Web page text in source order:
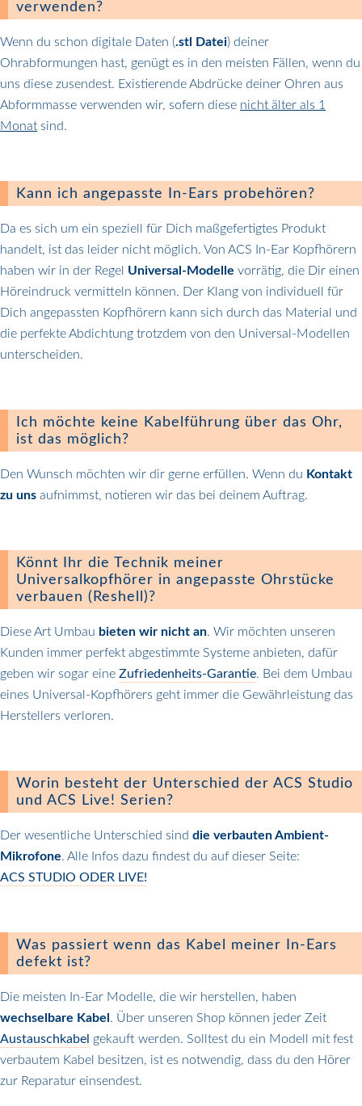
verwenden?
Wenn du schon digitale Daten (.stl Datei) deiner
Ohrabformungen hast, genügt es in den meisten Fällen, wenn du
uns diese zusendest. Existierende Abdrücke deiner Ohren aus
Abformmasse verwenden wir, sofern diese nicht älter als 1
Monat sind.
Kann ich angepasste In-Ears probehören?
Da es sich um ein speziell für Dich maßgefertigtes Produkt
handelt, ist das leider nicht möglich. Von ACS In-Ear Kopfhörern
haben wir in der Regel Universal-Modelle vorrätig, die Dir einen
Höreindruck vermitteln können. Der Klang von individuell für
Dich angepassten Kopfhörern kann sich durch das Material und
die perfekte Abdichtung trotzdem von den Universal-Modellen
unterscheiden.
Ich möchte keine Kabelführung über das Ohr,
ist das möglich?
Den Wunsch möchten wir dir gerne erfüllen. Wenn du Kontakt
zu uns aufnimmst, notieren wir das bei deinem Auftrag.
Könnt Ihr die Technik meiner
Universalkopfhörer in angepasste Ohrstücke
verbauen (Reshell)?
Diese Art Umbau bieten wir nicht an. Wir möchten unseren
Kunden immer perfekt abgestimmte Systeme anbieten, dafür
geben wir sogar eine Zufriedenheits-Garantie. Bei dem Umbau
eines Universal-Kopfhörers geht immer die Gewährleistung das
Herstellers verloren.
Worin besteht der Unterschied der ACS Studio
und ACS Live! Serien?
Der wesentliche Unterschied sind die verbauten Ambient-
Mikrofone. Alle Infos dazu findest du auf dieser Seite:
ACS STUDIO ODER LIVE!
Was passiert wenn das Kabel meiner In-Ears
defekt ist?
Die meisten In-Ear Modelle, die wir herstellen, haben
wechselbare Kabel . Über unseren Shop können jeder Zeit
Austauschkabel gekauft werden. Solltest du ein Modell mit fest
verbautem Kabel besitzen, ist es notwendig, dass du den Hörer
zur Reparatur einsendest.